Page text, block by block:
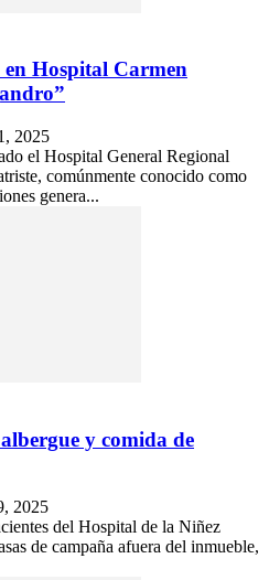
en Hospital Carmen
2025
el Hospital General Regional
comúnmente conocido como
genera...
y comida de
2025
del Hospital de la Niñez
de campaña afuera del inmueble,